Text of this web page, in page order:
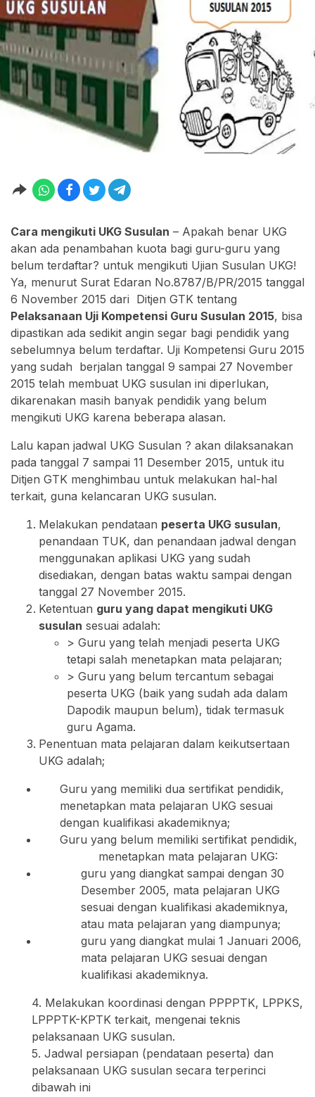
Cara mengikuti UKG Susulan – Apakah benar UKG
akan ada penambahan kuota bagi guru-guru yang
belum terdaftar? untuk mengikuti Ujian Susulan UKG!
Ya, menurut Surat Edaran No.8787/B/PR/2015 tanggal
6 November 2015 dari Ditjen GTK tentang
Pelaksanaan Uji Kompetensi Guru Susulan 2015, bisa
dipastikan ada sedikit angin segar bagi pendidik yang
sebelumnya belum terdaftar. Uji Kompetensi Guru 2015
yang sudah berjalan tanggal 9 sampai 27 November
2015 telah membuat UKG susulan ini diperlukan,
dikarenakan masih banyak pendidik yang belum
mengikuti UKG karena beberapa alasan.
Lalu kapan jadwal UKG Susulan ? akan dilaksanakan
pada tanggal 7 sampai 11 Desember 2015, untuk itu
Ditjen GTK menghimbau untuk melakukan hal-hal
terkait, guna kelancaran UKG susulan.
Melakukan pendataan peserta UKG susulan,
penandaan TUK, dan penandaan jadwal dengan
menggunakan aplikasi UKG yang sudah
disediakan, dengan batas waktu sampai dengan
tanggal 27 November 2015.
Ketentuan guru yang dapat mengikuti UKG
susulan sesuai adalah:
> Guru yang telah menjadi peserta UKG
tetapi salah menetapkan mata pelajaran;
> Guru yang belum tercantum sebagai
peserta UKG (baik yang sudah ada dalam
Dapodik maupun belum), tidak termasuk
guru Agama.
Penentuan mata pelajaran dalam keikutsertaan
UKG adalah;
Guru yang memiliki dua sertifikat pendidik,
menetapkan mata pelajaran UKG sesuai
dengan kualifikasi akademiknya;
Guru yang belum memiliki sertifikat pendidik,
menetapkan mata pelajaran UKG:
guru yang diangkat sampai dengan 30
Desember 2005, mata pelajaran UKG
sesuai dengan kualifikasi akademiknya,
atau mata pelajaran yang diampunya;
guru yang diangkat mulai 1 Januari 2006,
mata pelajaran UKG sesuai dengan
kualifikasi akademiknya.
4. Melakukan koordinasi dengan PPPPTK, LPPKS,
LPPPTK-KPTK terkait, mengenai teknis
pelaksanaan UKG susulan.
5. Jadwal persiapan (pendataan peserta) dan
pelaksanaan UKG susulan secara terperinci
dibawah ini